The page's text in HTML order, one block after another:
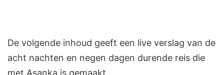
De volgende inhoud geeft een live verslag van de
acht nachten en negen dagen durende reis die
met Asanka is gemaakt.